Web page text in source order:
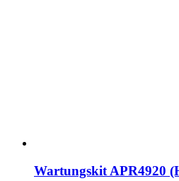
Wartungskit APR4920